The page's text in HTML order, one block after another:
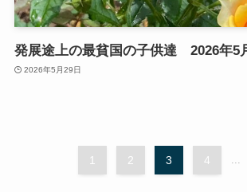
発展途上の最貧国の子供達 2026年5
2026年5月29日
1 2 3 4 ...